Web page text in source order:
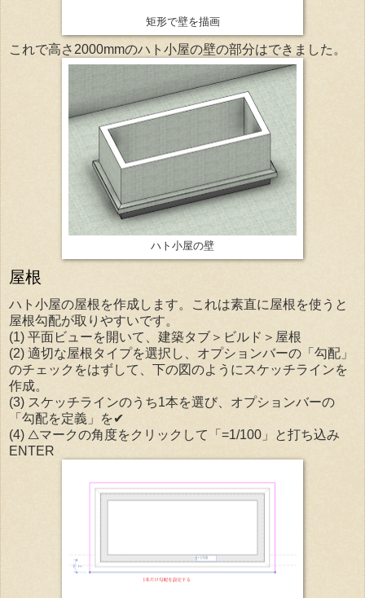
矩形で壁を描画
これで高さ2000mmのハト小屋の壁の部分はできました。
ハト小屋の壁
屋根
ハト小屋の屋根を作成します。これは素直に屋根を使うと
屋根勾配が取りやすいです。
(1) 平面ビューを開いて、建築タブ＞ビルド＞屋根
(2) 適切な屋根タイプを選択し、オプションバーの「勾配」
のチェックをはずして、下の図のようにスケッチラインを
作成。
(3) スケッチラインのうち1本を選び、オプションバーの
「勾配を定義」を✔
(4) △マークの角度をクリックして「=1/100」と打ち込み
ENTER